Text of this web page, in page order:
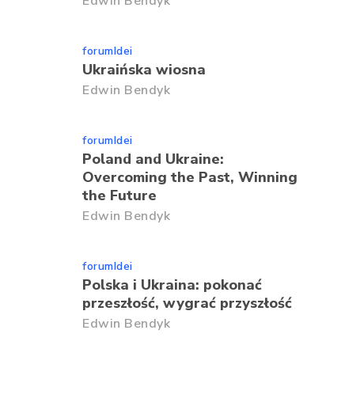
forumIdei
Ukraińska wiosna
Edwin Bendyk
forumIdei
Poland and Ukraine:
Overcoming the Past, Winning
the Future
Edwin Bendyk
forumIdei
Polska i Ukraina: pokonać
przeszłość, wygrać przyszłość
Edwin Bendyk